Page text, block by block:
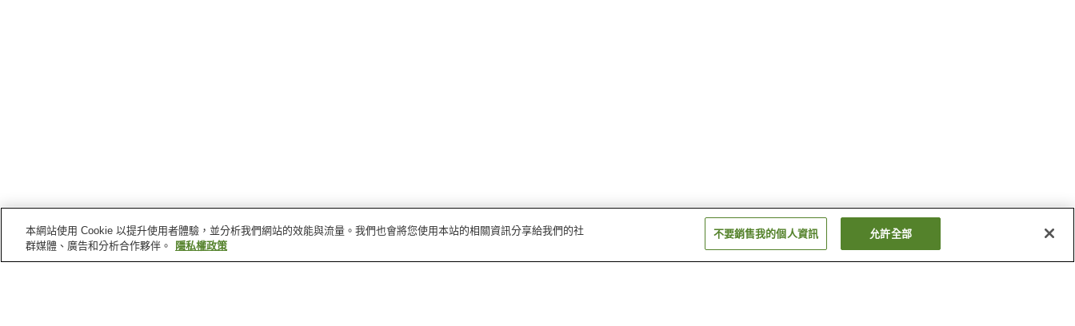
本網站使用 Cookie 以提升使用者體驗，並分析我們網站的效能與流量。我們也會將您使用本站的相關資訊分享給我們的社
群媒體、廣告和分析合作夥伴。
隱私權政策
不要銷售我的個人資訊 允許全部